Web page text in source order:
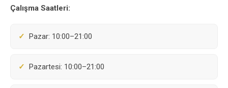
Çalışma Saatleri:
Pazar: 10:00–21:00
Pazartesi: 10:00–21:00